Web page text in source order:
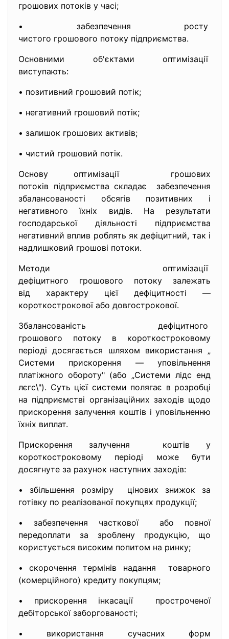
грошових потоків у часі;
• забезпечення росту
чистого грошового потоку підприємства.
Основними об'єктами оптимізації
виступають:
• позитивний грошовий потік;
• негативний грошовий потік;
• залишок грошових активів;
• чистий грошовий потік.
Основу оптимізації грошових
потоків підприємства складає забезпечення
збалансованості обсягів позитивних і
негативного їхніх видів. На результати
господарської діяльності підприємства
негативний вплив роблять як дефіцитний, так і
надлишковий грошові потоки.
Методи оптимізації
дефіцитного грошового потоку залежать
від характеру цієї дефіцитності —
короткострокової або довгострокової.
Збалансованість дефіцитного
грошового потоку в короткостроковому
періоді досягається шляхом використання „
Системи прискорення — уповільнення
платіжного обороту" (або „Системи лідс енд
лєгс\"). Суть цієї системи полягає в розробці
на підприємстві організаційних заходів щодо
прискорення залучення коштів і уповільненню
їхніх виплат.
Прискорення залучення коштів у
короткостроковому періоді може бути
досягнуте за рахунок наступних заходів:
• збільшення розміру цінових знижок за
готівку по реалізованої покупцях продукції;
• забезпечення часткової або повної
передоплати за зроблену продукцію, що
користується високим попитом на ринку;
• скорочення термінів надання товарного
(комерційного) кредиту покупцям;
• прискорення інкасації простроченої
дебіторської заборгованості;
• використання сучасних форм